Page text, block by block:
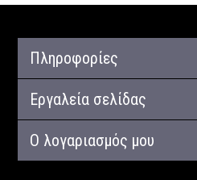
Πληροφορίες
Εργαλεία σελίδας
Ο λογαριασμός μου